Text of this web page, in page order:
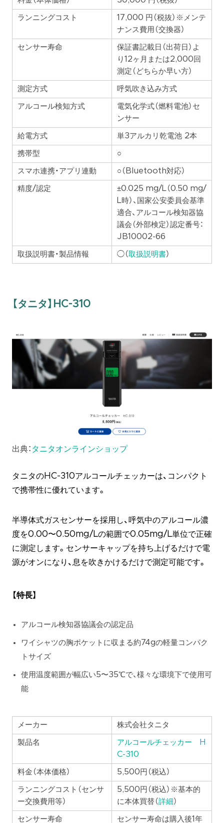
ランニングコスト
17,000 円（税抜）※メンテ
ナンス費用（交換器）
センサー寿命
保証書記載日（出荷日）よ
り12ヶ月または2,000回
測定（どちらか早い方）
測定方式 呼気吹き込み方式
アルコール検知方式
電気化学式（燃料電池）セ
ンサー
給電方式 単3アルカリ乾電池 2本
携帯型 ○
スマホ連携・アプリ連動 ○（Bluetooth対応）
精度/認定
±0.025 mg/L（0.50 mg/
L時）、国家公安委員会基準
適合、アルコール検知器協
議会（外部検定）認定番号：
JB10002-66
取扱説明書・製品情報 ◯（取扱説明書）
【タニタ】HC-310
出典： タニタオンラインショップ
タニタのHC-310アルコールチェッカーは、コンパクト
で携帯性に優れています。
半導体式ガスセンサーを採用し、呼気中のアルコール濃
度を0.00〜0.50mg/Lの範囲で0.05mg/L単位で正確
に測定します。センサーキャップを持ち上げるだけで電
源がオンになり、息を吹きかけるだけで測定可能です。
【特長】
アルコール検知器協議会の認定品
ワイシャツの胸ポケットに収まる約74gの軽量コンパク
トサイズ
使用温度範囲が幅広い5〜35℃で、様々な環境下で使用可
能
メーカー 株式会社タニタ
製品名
アルコールチェッカー H
C-310
料金（本体価格） 5,500円（税込）
ランニングコスト（センサ
ー交換費用等）
5,500円（税込）※基本的
に本体買替（詳細 ）
センサー寿命
センサー寿命は購入後1年